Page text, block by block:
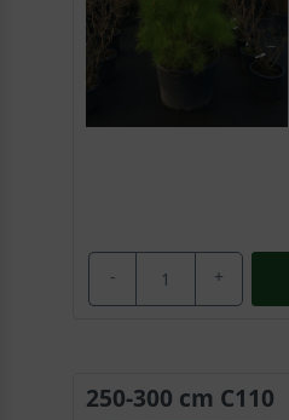
- +
250-300 cm C110